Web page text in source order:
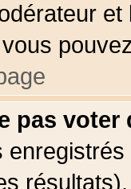
pas voter